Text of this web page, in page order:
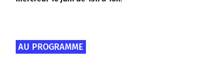
AU PROGRAMME